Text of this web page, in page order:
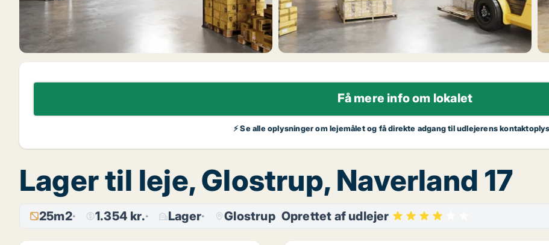
Få mere info om lokalet
⚡ Se alle oplysninger om lejemålet og få direkte adgang til udlejerens
Lager til leje, Glostrup, Naverland 17
25m2 1.354 kr. Lager Glostrup Oprettet af udlejer